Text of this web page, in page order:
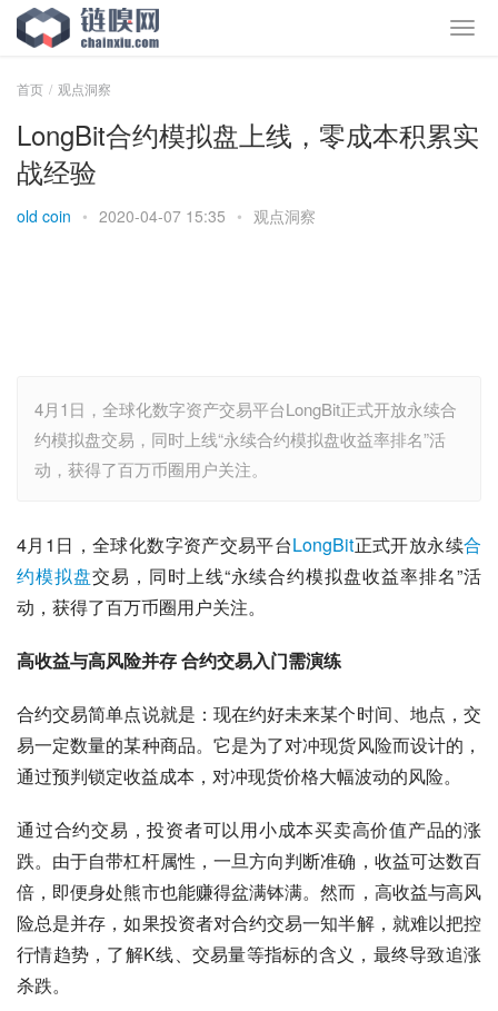
首页 观点洞察
LongBit合约模拟盘上线，零成本积累实
战经验
old coin • 2020-04-07 15:35 • 观点洞察
4月1日，全球化数字资产交易平台LongBit正式开放永续合
约模拟盘交易，同时上线“永续合约模拟盘收益率排名”活
动，获得了百万币圈用户关注。
4月1日，全球化数字资产交易平台LongBit正式开放永续合
约模拟盘交易，同时上线“永续合约模拟盘收益率排名”活
动，获得了百万币圈用户关注。
高收益与高风险并存 合约交易入门需演练
合约交易简单点说就是：现在约好未来某个时间、地点，交
易一定数量的某种商品。它是为了对冲现货风险而设计的，
通过预判锁定收益成本，对冲现货价格大幅波动的风险。
通过合约交易，投资者可以用小成本买卖高价值产品的涨
跌。由于自带杠杆属性，一旦方向判断准确，收益可达数百
倍，即便身处熊市也能赚得盆满钵满。然而，高收益与高风
险总是并存，如果投资者对合约交易一知半解，就难以把控
行情趋势，了解K线、交易量等指标的含义，最终导致追涨
杀跌。